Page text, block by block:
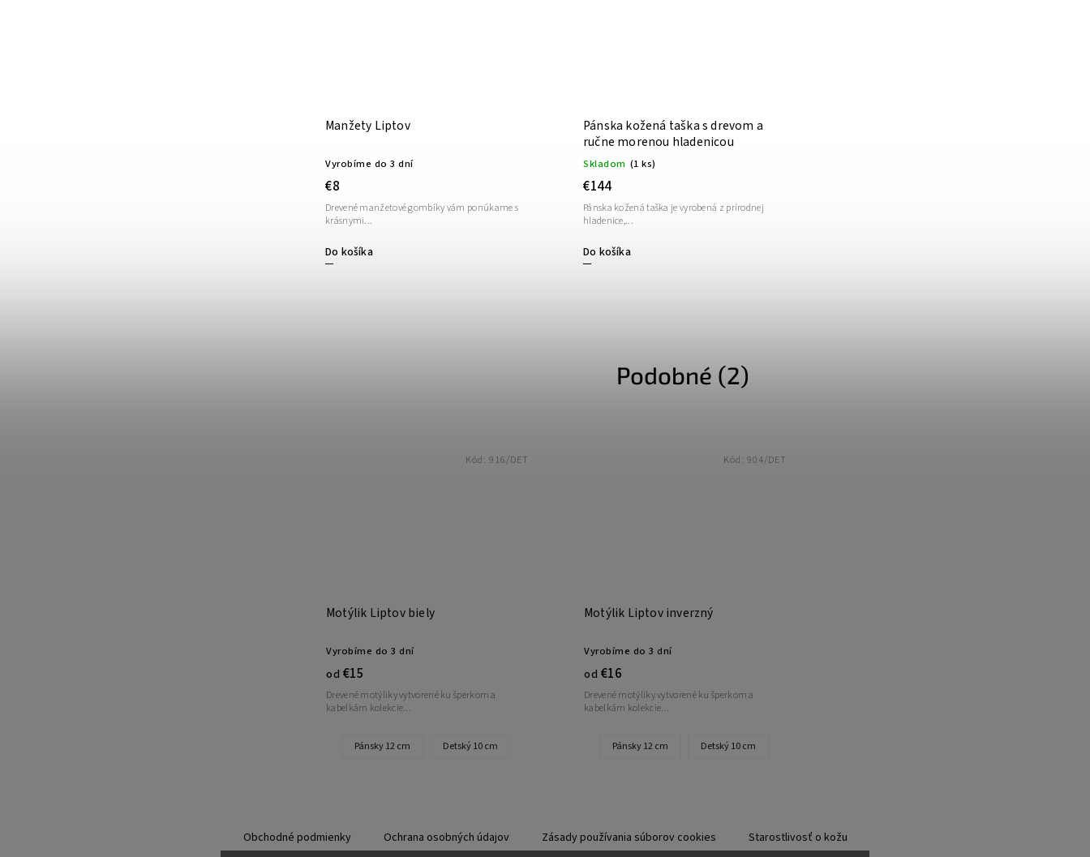
Manžety Liptov
Vyrobíme do 3 dní
€8
Do košíka
Drevené manžetové gombíky vám ponúkame s
krásnymi...
Pánska kožená taška s drevom a
ručne morenou hladenicou
Skladom (1 ks)
€144
Do košíka
Pánska kožená taška je vyrobená z prírodnej
hladenice,...
Podobné (2)
Motýlik Liptov biely
Vyrobíme do 3 dní
od €15
Drevené motýliky vytvorené ku šperkom a
kabelkám kolekcie...
Pánsky 12 cm Detský 10 cm
Kód: 916/DET
Motýlik Liptov inverzný
Vyrobíme do 3 dní
od €16
Drevené motýliky vytvorené ku šperkom a
kabelkám kolekcie...
Pánsky 12 cm Detský 10 cm
Kód: 904/DET
Obchodné podmienky Ochrana osobných údajov Zásady používania súborov cookies Starostlivosť o kožu